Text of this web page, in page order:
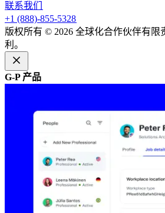
联系我们​​
+1 (888)-855-5328​​
版权所有 © 2026 全球化合作伙伴有限
利。​​
G-P 产品​​